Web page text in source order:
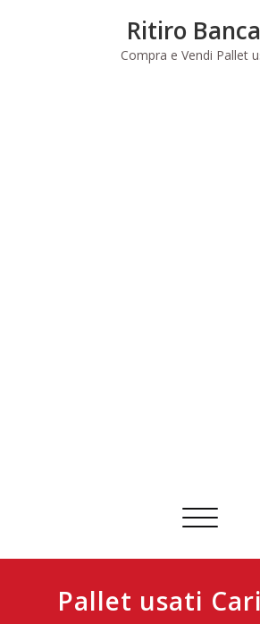
Ritiro
Compra e Vendi Pallet
Commuta
Pallet usati